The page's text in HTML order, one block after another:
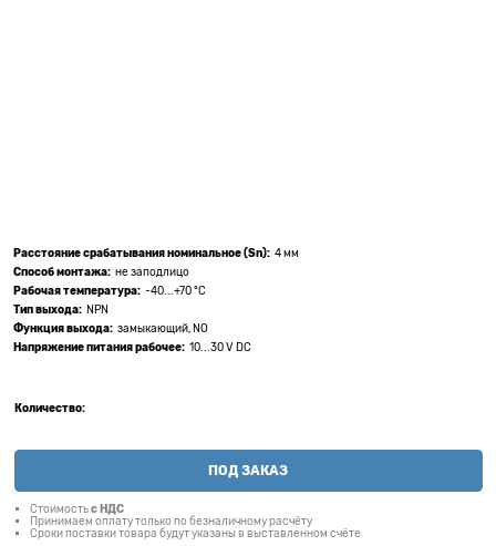
Расстояние срабатывания номинальное (Sn): 4 мм
Способ монтажа: не заподлицо
Рабочая температура: -40...+70 °C
Тип выхода: NPN
Функция выхода: замыкающий, NO
Напряжение питания рабочее: 10...30 V DC
Количество:
ПОД ЗАКАЗ
Стоимостьс НДС
Принимаем оплату только по безналичному расчёту
Сроки поставки товара будут указаны в выставленном счёте